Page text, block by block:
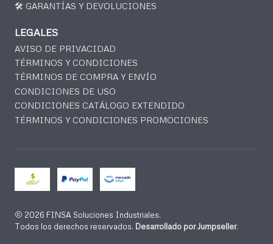
🛠️ GARANTÍAS Y DEVOLUCIONES
LEGALES
AVISO DE PRIVACIDAD
TÉRMINOS Y CONDICIONES
TÉRMINOS DE COMPRA Y ENVÍO
CONDICIONES DE USO
CONDICIONES CATÁLOGO EXTENDIDO
TÉRMINOS Y CONDICIONES PROMOCIONES
2026 FINSA Soluciones Industriales.
Todos los derechos reservados. Desarrollado por Jumpseller.